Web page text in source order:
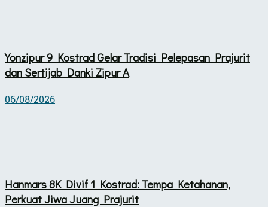
Yonzipur 9 Kostrad Gelar Tradisi Pelepasan Prajurit
dan Sertijab Danki Zipur A
06/08/2026
Hanmars 8K Divif 1 Kostrad: Tempa Ketahanan,
Perkuat Jiwa Juang Prajurit